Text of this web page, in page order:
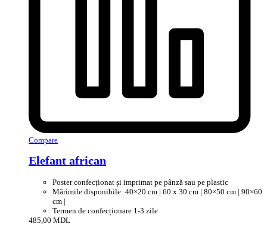
Compare
Elefant african
Poster confecționat și imprimat pe pânză sau pe plastic
Mărimile disponibile: 40×20 cm | 60 x 30 cm | 80×50 cm | 90×60
cm |
Termen de confecționare 1-3 zile
485,00 MDL